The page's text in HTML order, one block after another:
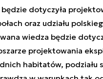
dotyczyła
oraz udziału
wiedza będzie
projektowania
habitatów, podziału